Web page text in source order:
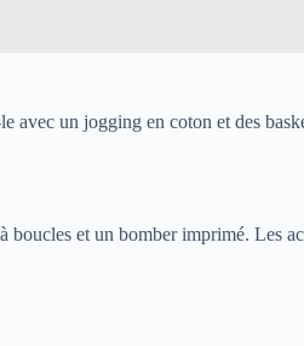
avec un jogging en coton et des
et un bomber imprimé. Les